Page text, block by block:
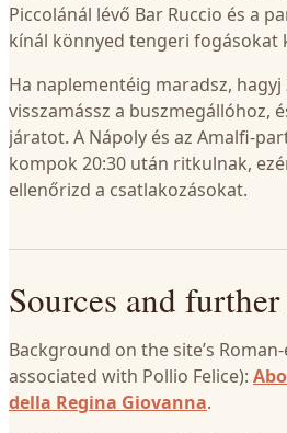
Piccolánál lévő Bar Ruccio és a
kínál könnyed tengeri fogásokat
Ha naplementéig maradsz,
visszamássz a buszmegállóhoz,
járatot. A Nápoly és az Amalfi-
kompok 20:30 után ritkulnak,
ellenőrizd a csatlakozásokat.
Sources and
Background on the site’s
associated with Pollio Felice):
della Regina Giovanna.